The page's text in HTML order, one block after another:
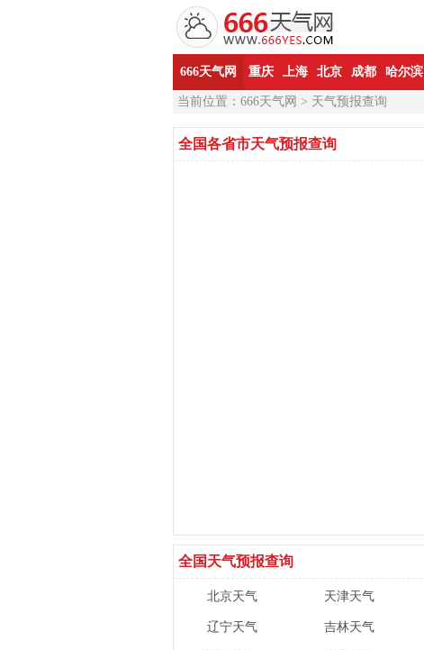
666天气网 重庆 上海 北京 成都 哈尔滨
当前位置： 666天气网 > 天气预报查询
全国各省市天气预报查询
全国天气预报查询
北京天气 天津天气
辽宁天气 吉林天气